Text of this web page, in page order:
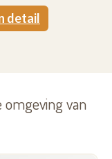
detail
omgeving van